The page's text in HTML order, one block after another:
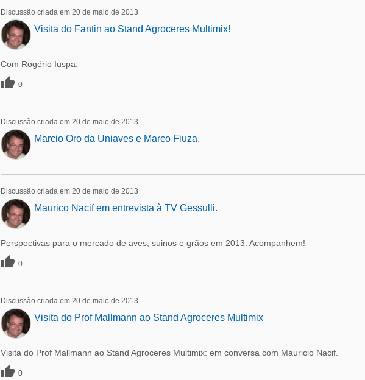
Discussão criada em 20 de maio de 2013
Visita do Fantin ao Stand Agroceres Multimix!
Com Rogério Iuspa.
 0
Discussão criada em 20 de maio de 2013
Marcio Oro da Uniaves e Marco Fiuza.
Discussão criada em 20 de maio de 2013
Maurico Nacif em entrevista à TV Gessulli.
Perspectivas para o mercado de aves, suinos e grãos em 2013. Acompanhem!
 0
Discussão criada em 20 de maio de 2013
Visita do Prof Mallmann ao Stand Agroceres Multimix
Visita do Prof Mallmann ao Stand Agroceres Multimix: em conversa com Mauricio Nacif.
 0